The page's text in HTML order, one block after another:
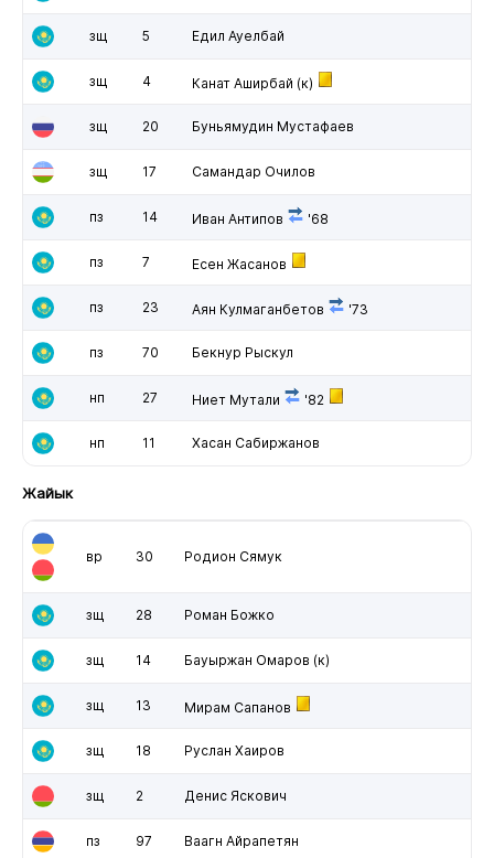
зщ 5 Едил Ауелбай
зщ 4 Канат Аширбай (к)
зщ 20 Буньямудин Мустафаев
зщ 17 Самандар Очилов
пз 14 Иван Антипов '68
пз 7 Есен Жасанов
пз 23 Аян Кулмаганбетов '73
пз 70 Бекнур Рыскул
нп 27 Ниет Мутали '82
нп 11 Хасан Сабиржанов
Жайык
вр 30 Родион Сямук
зщ 28 Роман Божко
зщ 14 Бауыржан Омаров (к)
зщ 13 Мирам Сапанов
зщ 18 Руслан Хаиров
зщ 2 Денис Яскович
пз 97 Ваагн Айрапетян